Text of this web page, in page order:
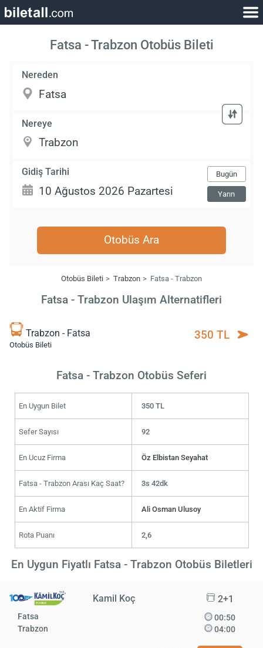
Fatsa - Trabzon Otobüs Bileti
Nereden
Nereye
Gidiş Tarihi Bugün
Yarın
Otobüs Ara
Otobüs Bileti Trabzon Fatsa - Trabzon
Fatsa - Trabzon Ulaşım Alternatifleri
Trabzon - Fatsa
Otobüs Bileti
350 TL
Fatsa - Trabzon Otobüs Seferi
En Uygun Bilet 350 TL
Sefer Sayısı 92
En Ucuz Firma Öz Elbistan Seyahat
Fatsa - Trabzon Arası Kaç Saat? 3s 42dk
En Aktif Firma Ali Osman Ulusoy
Rota Puanı 2,6
En Uygun Fiyatlı Fatsa - Trabzon Otobüs Biletleri
Kamil Koç 2+1
Fatsa
Trabzon
00:50
04:00